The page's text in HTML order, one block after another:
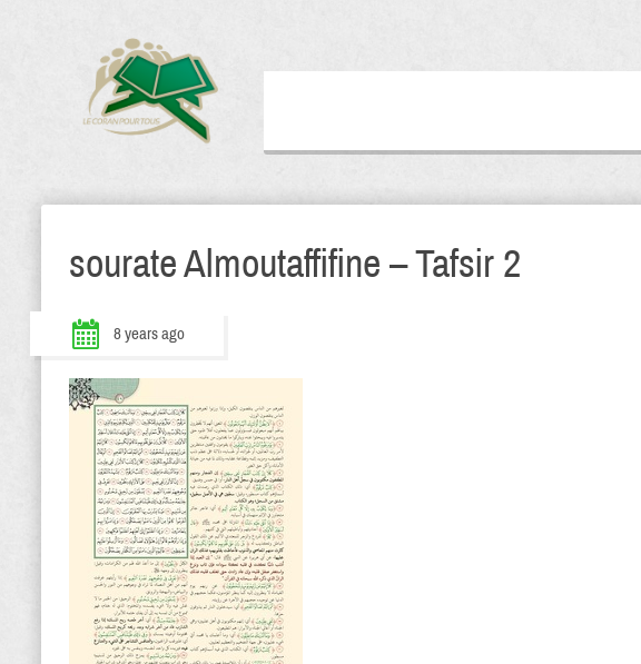
sourate Almoutaffifine – Tafsir 2
8 years ago